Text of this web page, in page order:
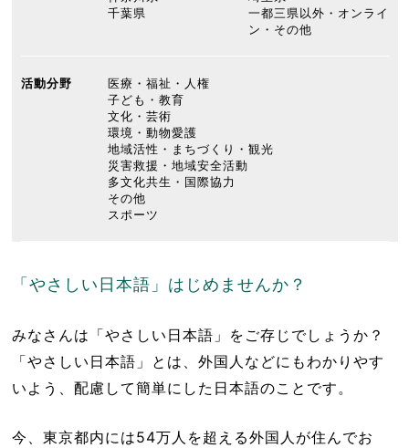
千葉県
一都三県以外・オンライ
ン・その他
活動分野
医療・福祉・人権
子ども・教育
文化・芸術
環境・動物愛護
地域活性・まちづくり・観光
災害救援・地域安全活動
多文化共生・国際協力
その他
スポーツ
「やさしい日本語」はじめませんか？
みなさんは「やさしい日本語」をご存じでしょうか？
「やさしい日本語」とは、外国人などにもわかりやす
いよう、配慮して簡単にした日本語のことです。
今、東京都内には54万人を超える外国人が住んでお